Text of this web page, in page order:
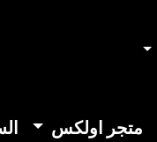
متجر اولكس